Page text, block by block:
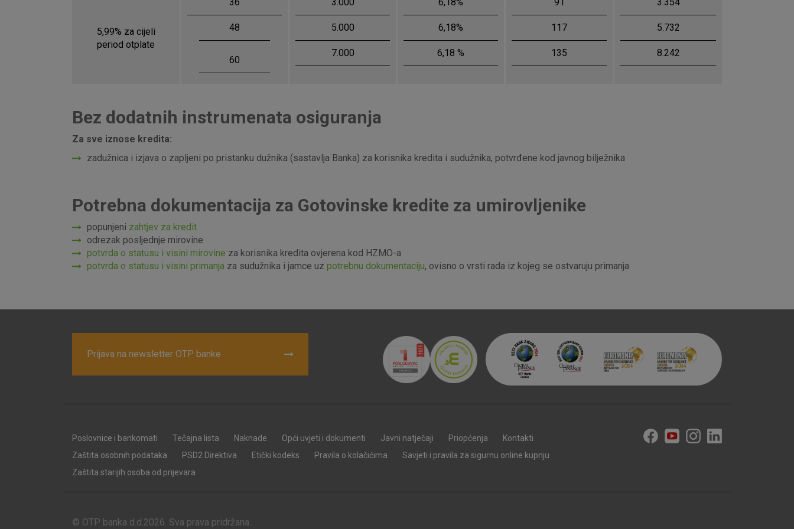
5,99% za cijeli
period otplate
48 5.000 6,18% 117 5.732
60
7.000 6,18 % 135 8.242
Bez dodatnih instrumenata osiguranja
Za sve iznose kredita:
zadužnica i izjava o zapljeni po pristanku dužnika (sastavlja Banka) za korisnika kredita i sudužnika, potvrđene kod javnog bilježnika
Potrebna dokumentacija za Gotovinske kredite za umirovljenike
popunjeni zahtjev za kredit
odrezak posljednje mirovine
potvrda o statusu i visini mirovine za korisnika kredita ovjerena kod HZMO-a
potvrda o statusu i visini primanja za sudužnika i jamce uz potrebnu dokumentaciju, ovisno o vrsti rada iz kojeg se ostvaruju primanja
Prijava na newsletter OTP banke
Poslovnice i bankomati Tečajna lista Naknade Opći uvjeti i dokumenti Javni natječaji Priopćenja
Kontakti
Zaštita osobnih podataka
PSD2 Direktiva Etički kodeks Pravila o kolačićima
Savjeti i pravila za sigurnu online kupnju
Zaštita starijih osoba od prijevara
© OTP banka d.d.2026. Sva prava pridržana.
Prihvaćam upotrebu navedenih kolačića